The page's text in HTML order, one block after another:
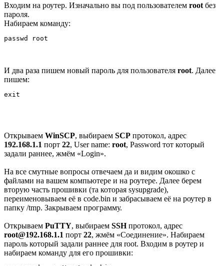
Входим на роутер. Изначально вы под пользователем root без
пароля.
Набираем команду:
И два раза пишем новый пароль для пользователя root. Далее
пишем:
Открываем WinSCP, выбираем SCP протокол, адрес
192.168.1.1 порт 22, User name: root, Password тот который
задали раннее, жмём «Login».
На все смутные вопросы отвечаем да и видим окошко с
файлами на вашем компьютере и на роутере. Далее берем
вторую часть прошивки (та которая sysupgrade),
переименовываем её в code.bin и забрасываем её на роутер в
папку /tmp. Закрываем программу.
Открываем PuTTY, выбираем SSHпротокол, адрес
root@192.168.1.1 порт 22, жмём «Соединение». Набираем
пароль который задали раннее для root. Входим в роутер и
набираем команду для его прошивки: